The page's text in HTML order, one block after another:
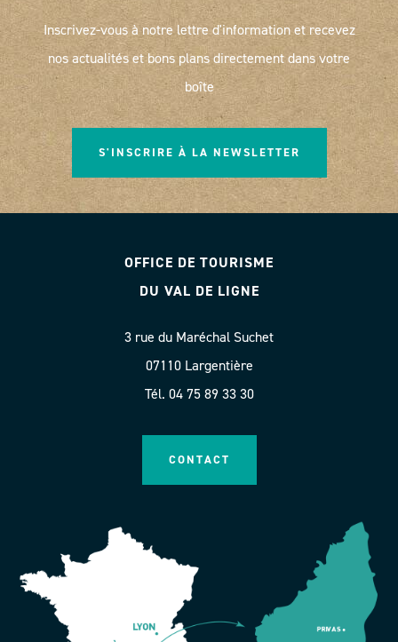
Inscrivez-vous à notre lettre d'information et recevez
nos actualités et bons plans directement dans votre
boîte
S'INSCRIRE À LA NEWSLETTER
OFFICE DE TOURISME
DU VAL DE LIGNE
3 rue du Maréchal Suchet
07110 Largentière
Tél. 04 75 89 33 30
CONTACT